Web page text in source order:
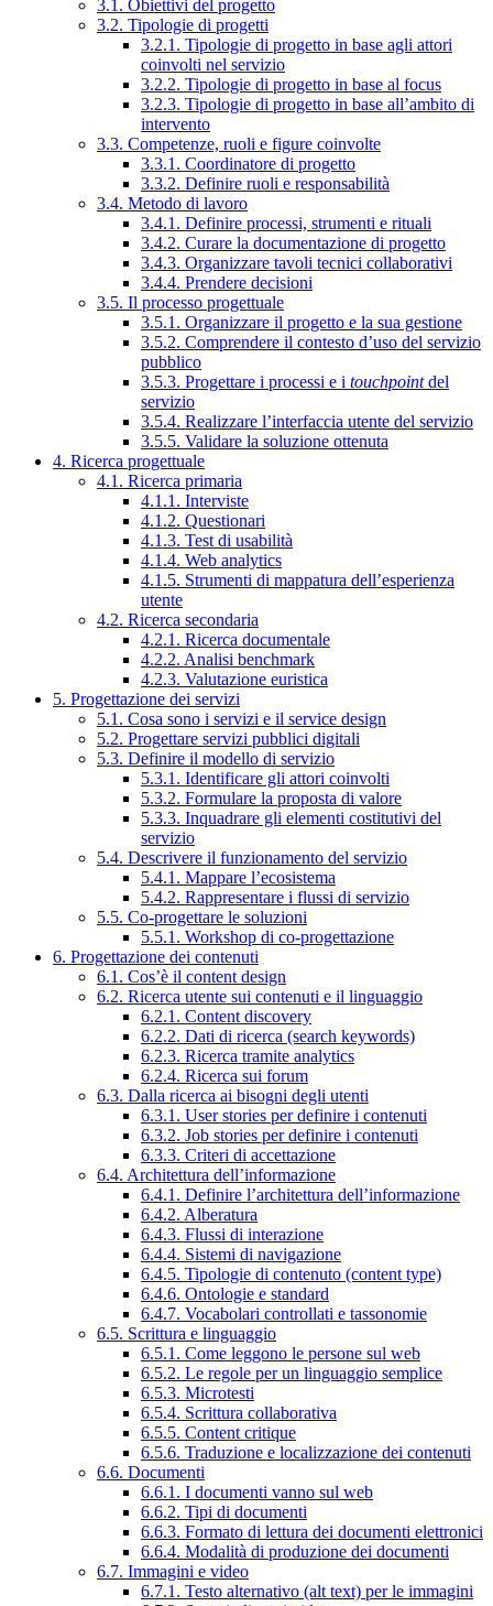
3.1. Obiettivi del progetto
3.2. Tipologie di progetti
3.2.1. Tipologie di progetto in base agli attori
coinvolti nel servizio
3.2.2. Tipologie di progetto in base al focus
3.2.3. Tipologie di progetto in base all’ambito di
intervento
3.3. Competenze, ruoli e figure coinvolte
3.3.1. Coordinatore di progetto
3.3.2. Definire ruoli e responsabilità
3.4. Metodo di lavoro
3.4.1. Definire processi, strumenti e rituali
3.4.2. Curare la documentazione di progetto
3.4.3. Organizzare tavoli tecnici collaborativi
3.4.4. Prendere decisioni
3.5. Il processo progettuale
3.5.1. Organizzare il progetto e la sua gestione
3.5.2. Comprendere il contesto d’uso del servizio
pubblico
3.5.3. Progettare i processi e i touchpointdel
servizio
3.5.4. Realizzare l’interfaccia utente del servizio
3.5.5. Validare la soluzione ottenuta
4. Ricerca progettuale
4.1. Ricerca primaria
4.1.1. Interviste
4.1.2. Questionari
4.1.3. Test di usabilità
4.1.4. Web analytics
4.1.5. Strumenti di mappatura dell’esperienza
utente
4.2. Ricerca secondaria
4.2.1. Ricerca documentale
4.2.2. Analisi benchmark
4.2.3. Valutazione euristica
5. Progettazione dei servizi
5.1. Cosa sono i servizi e il service design
5.2. Progettare servizi pubblici digitali
5.3. Definire il modello di servizio
5.3.1. Identificare gli attori coinvolti
5.3.2. Formulare la proposta di valore
5.3.3. Inquadrare gli elementi costitutivi del
servizio
5.4. Descrivere il funzionamento del servizio
5.4.1. Mappare l’ecosistema
5.4.2. Rappresentare i flussi di servizio
5.5. Co-progettare le soluzioni
5.5.1. Workshop di co-progettazione
6. Progettazione dei contenuti
6.1. Cos’è il content design
6.2. Ricerca utente sui contenuti e il linguaggio
6.2.1. Content discovery
6.2.2. Dati di ricerca (search keywords)
6.2.3. Ricerca tramite analytics
6.2.4. Ricerca sui forum
6.3. Dalla ricerca ai bisogni degli utenti
6.3.1. User stories per definire i contenuti
6.3.2. Job stories per definire i contenuti
6.3.3. Criteri di accettazione
6.4. Architettura dell’informazione
6.4.1. Definire l’architettura dell’informazione
6.4.2. Alberatura
6.4.3. Flussi di interazione
6.4.4. Sistemi di navigazione
6.4.5. Tipologie di contenuto (content type)
6.4.6. Ontologie e standard
6.4.7. Vocabolari controllati e tassonomie
6.5. Scrittura e linguaggio
6.5.1. Come leggono le persone sul web
6.5.2. Le regole per un linguaggio semplice
6.5.3. Microtesti
6.5.4. Scrittura collaborativa
6.5.5. Content critique
6.5.6. Traduzione e localizzazione dei contenuti
6.6. Documenti
6.6.1. I documenti vanno sul web
6.6.2. Tipi di documenti
6.6.3. Formato di lettura dei documenti elettronici
6.6.4. Modalità di produzione dei documenti
6.7. Immagini e video
6.7.1. Testo alternativo (alt text) per le immagini